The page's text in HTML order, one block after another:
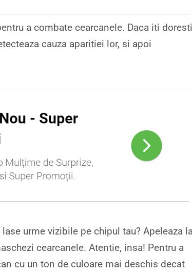
a combate cearcanele. Daca iti doresti
cauza aparitiei lor, si apoi
urme vizibile pe chipul tau? Apeleaza
cearcanele. Atentie, insa! Pentru a
cu un ton de culoare mai deschis decat